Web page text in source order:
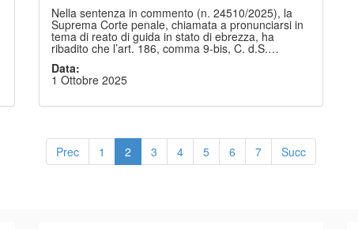
UTILITÀ – DEROGA ALLA DURATA EDITTALE
Nella sentenza in commento (n. 24510/2025), la
Suprema Corte penale, chiamata a pronunciarsi in
tema di reato di guida in stato di ebrezza, ha
ribadito che l’art. 186, comma 9-bis, C. d.S.
introduce una deroga alla durata edittale della pena
del lavoro di pubblica utilità indicata dall’art. 54,
comma 2, d.lgs. 28 agosto 2000, n. 274, ma non
stabilito dal comma 5 del medesimo articolo.
Data:
1 Ottobre 2025
Prec 1 2 3 4 5 6 7 Succ